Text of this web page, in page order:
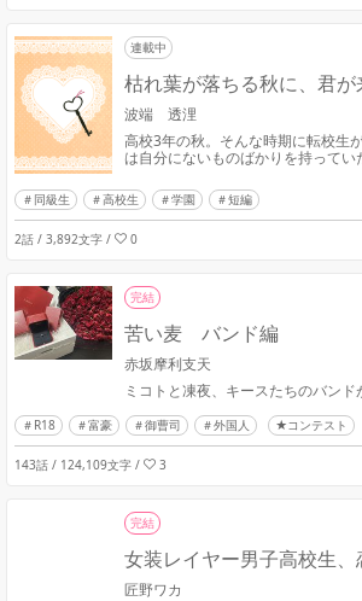
連載中
枯れ葉が落ちる秋に、君が
波端 透浬
高校3年の秋。そんな時期に転校生
は自分にないものばかりを持ってい
同級生 高校生 学園 短編
2話 / 3,892文字 / 0
完結
苦い麦 バンド編
赤坂摩利支天
ミコトと凍夜、キースたちのバンド
R18 富豪 御曹司 外国人 ★コンテスト
143話 / 124,109文字 / 3
完結
女装レイヤー男子高校生、
匠野ワカ